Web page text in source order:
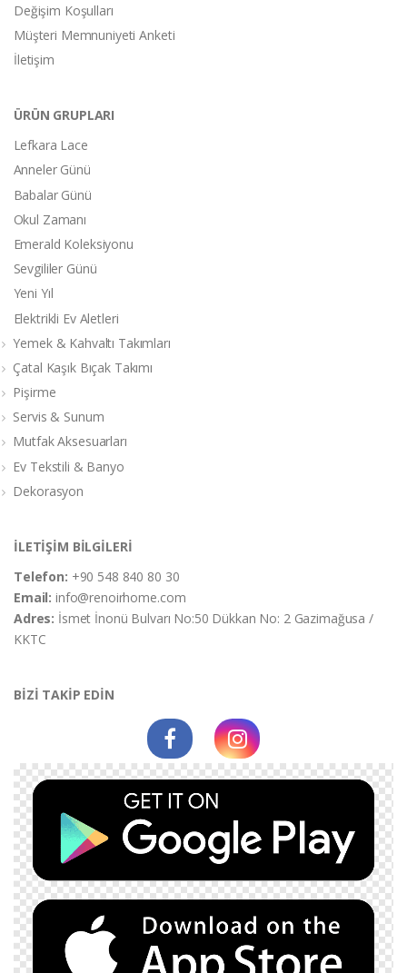
Değişim Koşulları
Müşteri Memnuniyeti Anketi
İletişim
ÜRÜN GRUPLARI
Lefkara Lace
Anneler Günü
Babalar Günü
Okul Zamanı
Emerald Koleksiyonu
Sevgililer Günü
Yeni Yıl
Elektrikli Ev Aletleri
Yemek & Kahvaltı Takımları
Çatal Kaşık Bıçak Takımı
Pişirme
Servis & Sunum
Mutfak Aksesuarları
Ev Tekstili & Banyo
Dekorasyon
İLETİŞİM BİLGİLERİ
Telefon: +90 548 840 80 30
Email:info@renoirhome.com
Adres: İsmet İnonü Bulvarı No:50 Dükkan No: 2 Gazimağusa /
KKTC
BİZİ TAKİP EDİN